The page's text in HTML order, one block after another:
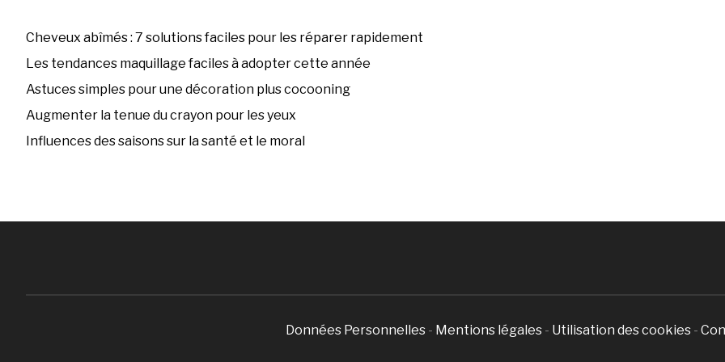
Cheveux abîmés : 7 solutions faciles pour les réparer rapidement
Les tendances maquillage faciles à adopter cette année
Astuces simples pour une décoration plus cocooning
Augmenter la tenue du crayon pour les yeux
Influences des saisons sur la santé et le moral
Données Personnelles - Mentions légales - Utilisation des cookies -